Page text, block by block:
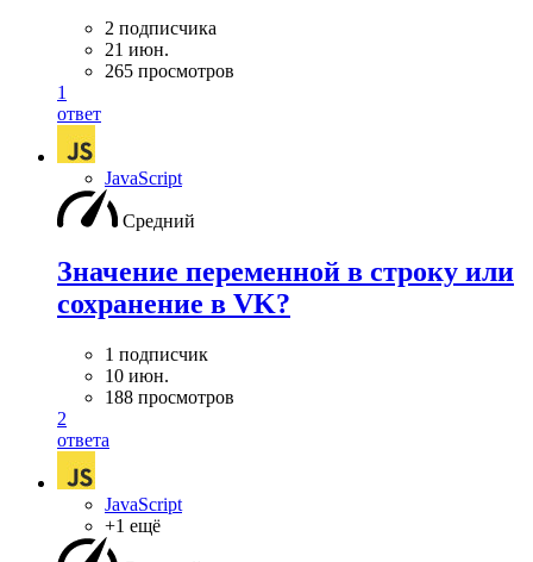
2 подписчика
21 июн.
265 просмотров
1
ответ
JavaScript
Средний
Значение переменной в строку или
сохранение в VK?
1 подписчик
10 июн.
188 просмотров
2
ответа
JavaScript
+1 ещё